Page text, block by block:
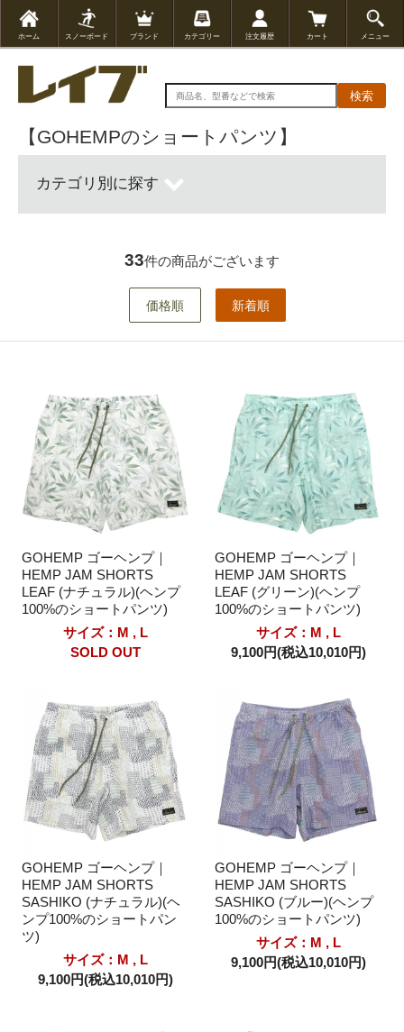
ホーム スノーボード ブランド カテゴリー 注文履歴 カート メニュー
検索
【GOHEMPのショートパンツ】
カテゴリ別に探す
33件の商品がございます
価格順 新着順
GOHEMP ゴーヘンプ｜
HEMP JAM SHORTS
LEAF (ナチュラル)(ヘンプ
100%のショートパンツ)
サイズ：M , L
SOLD OUT
GOHEMP ゴーヘンプ｜
HEMP JAM SHORTS
LEAF (グリーン)(ヘンプ
100%のショートパンツ)
サイズ：M , L
9,100円(税込10,010円)
GOHEMP ゴーヘンプ｜
HEMP JAM SHORTS
SASHIKO (ナチュラル)(ヘ
ンプ100%のショートパン
ツ)
サイズ：M , L
9,100円(税込10,010円)
GOHEMP ゴーヘンプ｜
HEMP JAM SHORTS
SASHIKO (ブルー)(ヘンプ
100%のショートパンツ)
サイズ：M , L
9,100円(税込10,010円)